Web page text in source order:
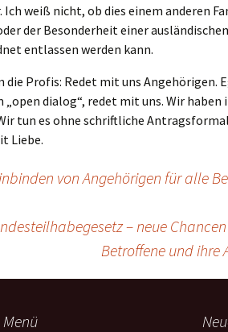
weiß nicht, ob dies einem anderen
der Besonderheit einer
entlassen werden kann.
Profis: Redet mit uns Angehörigen.
„open dialog“, redet mit uns. Wir haben
tun es ohne schriftliche
Liebe.
von Angehörigen für alle
– neue
Betroffene und ihre
Menü